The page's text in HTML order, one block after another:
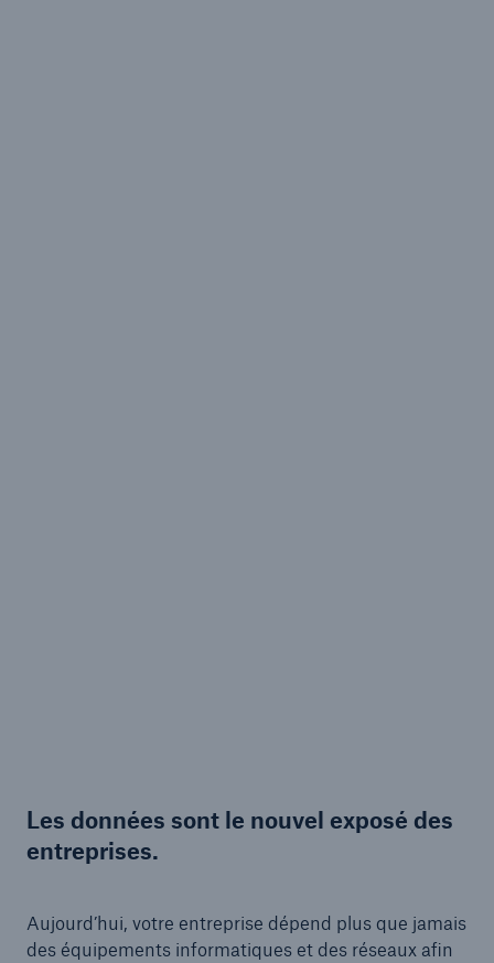
Les données sont le nouvel exposé des
entreprises.
Aujourd’hui, votre entreprise dépend plus que jamais
des équipements informatiques et des réseaux afin